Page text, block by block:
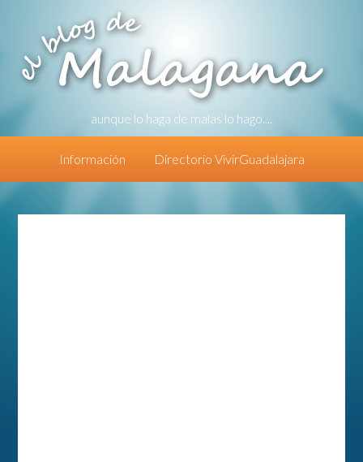
aunque lo haga de malas lo hago....
Información Directorio VivirGuadalajara